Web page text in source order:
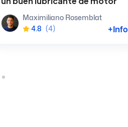
Maximiliano Rosemblat
4.8 (4) +Info